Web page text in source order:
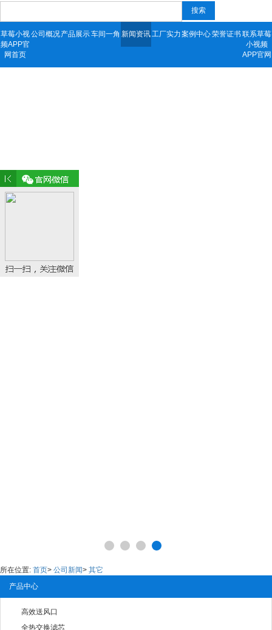
搜索
草莓小视
频APP官
网首页
公司概况产品展示车间一角 新闻资讯工厂实力案例中心荣誉证书联系草莓
小视频
APP官网
所在位置: 首页> 公司新闻> 其它
产品中心
高效送风口
全热交换滤芯